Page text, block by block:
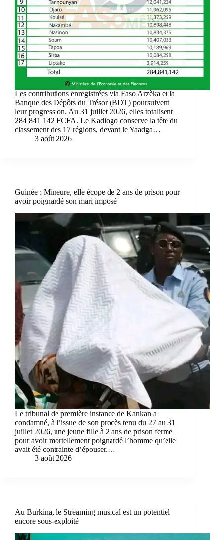
Les contributions enregistrées via Faso Arzèka et la
Banque des Dépôts du Trésor (BDT) poursuivent
leur progression. Au 31 juillet 2026, elles totalisent
284 841 142 FCFA. Le Kadiogo conserve la tête du
classement des 17 régions, devant le Yaadga…
3 août 2026
Guinée : Mineure, elle écope de 2 ans de prison pour
avoir poignardé son mari imposé
Le tribunal de première instance de Kankan a
condamné, à l’issue de son procès tenu du 27 au 31
juillet 2026, une jeune fille à 2 ans de prison ferme
pour avoir mortellement poignardé l’homme qu’elle
avait été contrainte d’épouser.…
3 août 2026
Au Burkina, le Streaming musical est un potentiel
encore sous-exploité